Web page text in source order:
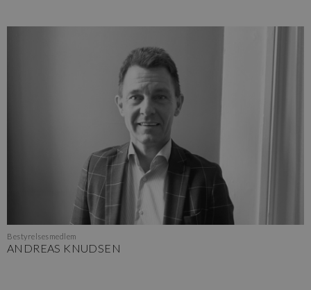
Bestyrelsesmedlem
ANDREAS KNUDSEN